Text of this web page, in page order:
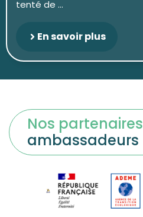
tenté de ...
En savoir plus
Nos partenaires
ambassadeurs